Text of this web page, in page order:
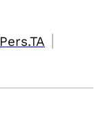
Pers.TA |